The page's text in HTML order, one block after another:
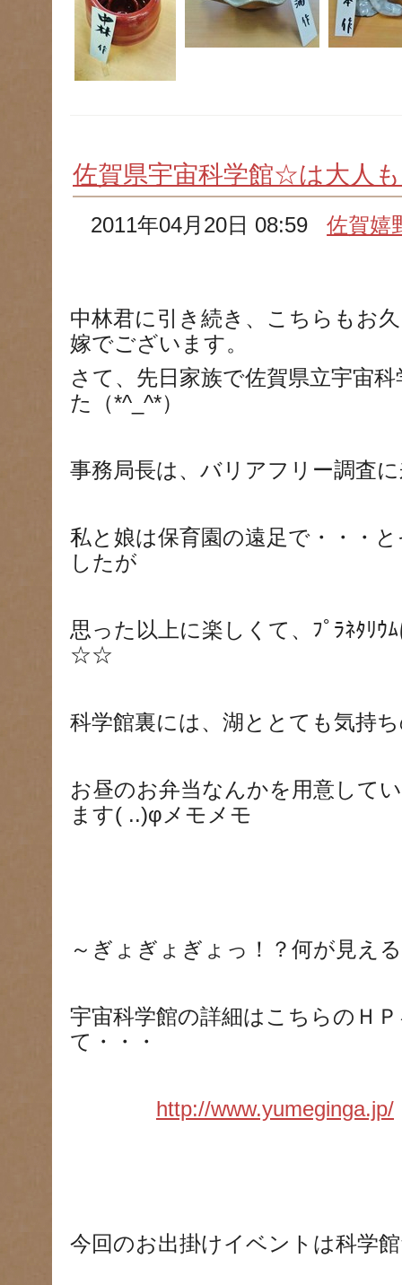
佐賀県宇宙科学館☆は大人
2011年04月20日 08:59佐賀嬉
中林君に引き続き、こちらもお
嫁でございます。
さて、先日家族で佐賀県立宇宙
た（*^_^*）
事務局長は、バリアフリー調査
私と娘は保育園の遠足で・・・
したが
思った以上に楽しくて、ﾌﾟﾗﾈﾀﾘｳ
☆☆
科学館裏には、湖ととても気持
お昼のお弁当なんかを用意して
ます( ..)φメモメモ
～ぎょぎょぎょっ！？何が見え
宇宙科学館の詳細はこちらのＨ
て・・・
http://www.yumeginga.jp/
今回のお出掛けイベントは科学